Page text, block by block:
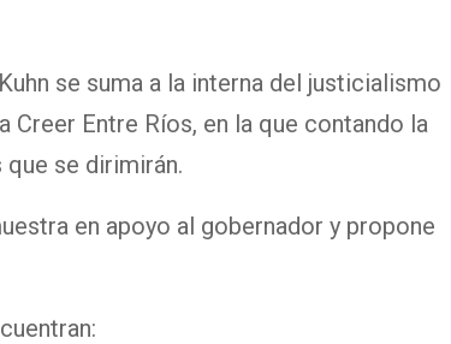
se suma a la interna del justicialismo
Entre Ríos, en la que contando la
se dirimirán.
en apoyo al gobernador y propone